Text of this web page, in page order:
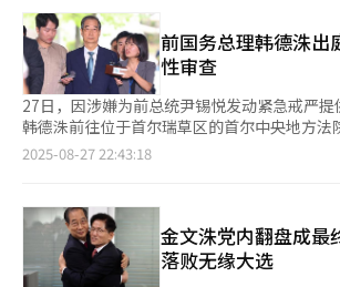
前国务总理韩德洙出
性审查
27日，因涉嫌为前总统尹锡悦发动紧急戒严
韩德洙前往位于首尔瑞草区的首尔中央地方法
审查。
2025-08-27 22:43:18
金文洙党内翻盘成最
落败无缘大选